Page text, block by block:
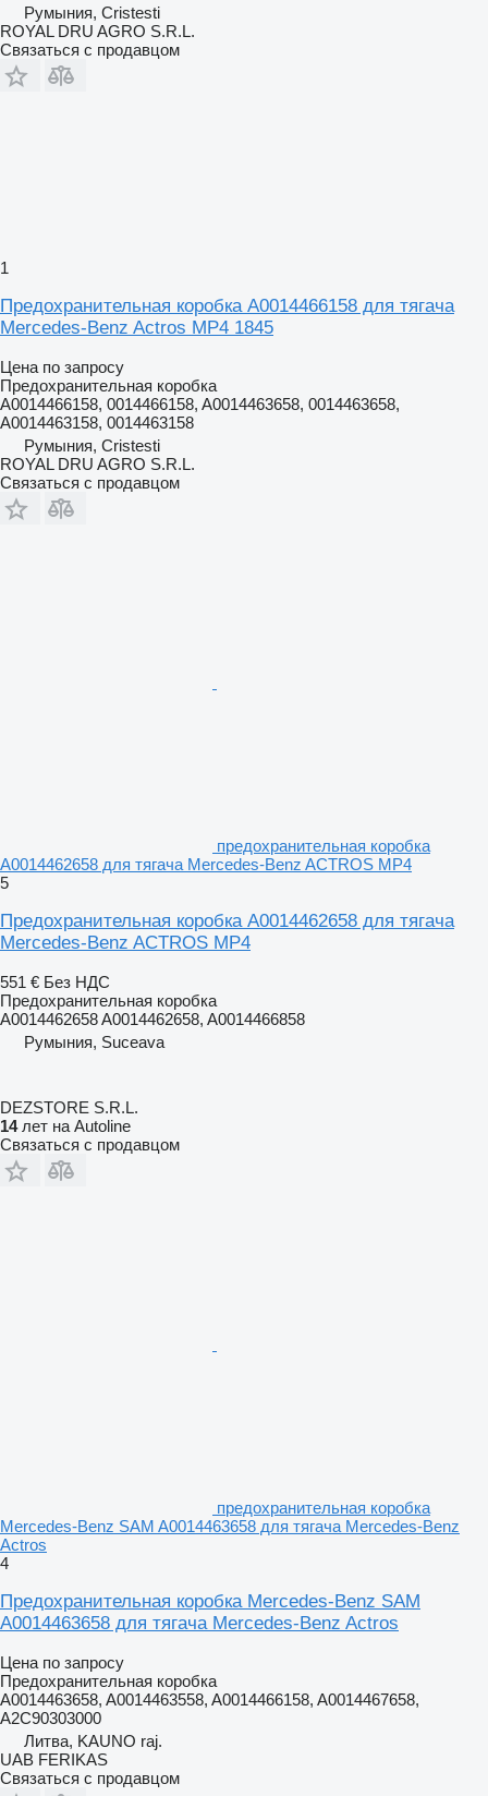
Румыния, Cristesti
ROYAL DRU AGRO S.R.L.
Связаться с продавцом
1
Предохранительная коробка A0014466158 для тягача
Mercedes-Benz Actros MP4 1845
Цена по запросу
Предохранительная коробка
A0014466158, 0014466158, A0014463658, 0014463658,
A0014463158, 0014463158
Румыния, Cristesti
ROYAL DRU AGRO S.R.L.
Связаться с продавцом
предохранительная коробка
A0014462658 для тягача Mercedes-Benz ACTROS MP4
5
Предохранительная коробка A0014462658 для тягача
Mercedes-Benz ACTROS MP4
551 € Без НДС
Предохранительная коробка
A0014462658 A0014462658, A0014466858
Румыния, Suceava
DEZSTORE S.R.L.
14лет на Autoline
Связаться с продавцом
предохранительная коробка
Mercedes-Benz SAM A0014463658 для тягача Mercedes-Benz
Actros
4
Предохранительная коробка Mercedes-Benz SAM
A0014463658 для тягача Mercedes-Benz Actros
Цена по запросу
Предохранительная коробка
A0014463658, A0014463558, A0014466158, A0014467658,
A2C90303000
Литва, KAUNO raj.
UAB FERIKAS
Связаться с продавцом